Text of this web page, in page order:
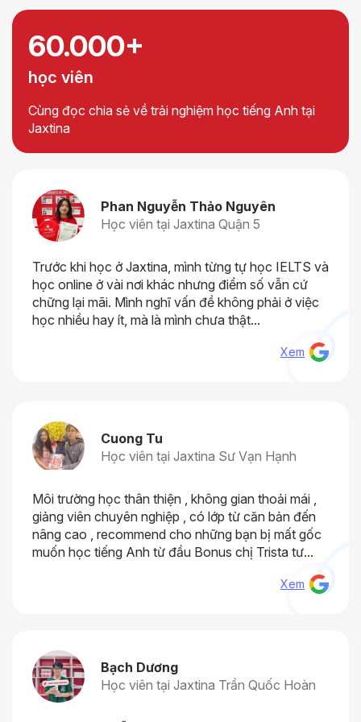
60.000+
học viên
Cùng đọc chia sẻ về trải nghiệm học tiếng Anh tại
Jaxtina
Phan Nguyễn Thảo Nguyên
Học viên tại Jaxtina Quận 5
Trước khi học ở Jaxtina, mình từng tự học IELTS và
học online ở vài nơi khác nhưng điểm số vẫn cứ
chững lại mãi. Mình nghĩ vấn đề không phải ở việc
học nhiều hay ít, mà là mình chưa thật...
Xem
Cuong Tu
Học viên tại Jaxtina Sư Vạn Hạnh
Môi trường học thân thiện , không gian thoải mái ,
giảng viên chuyên nghiệp , có lớp từ căn bản đến
nâng cao , recommend cho những bạn bị mất gốc
muốn học tiếng Anh từ đầu Bonus chị Trista tư...
Xem
Bạch Dương
Học viên tại Jaxtina Trần Quốc Hoàn